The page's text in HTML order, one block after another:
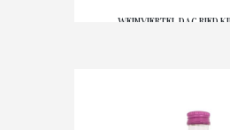
WEINVIERTEL DAC RIED